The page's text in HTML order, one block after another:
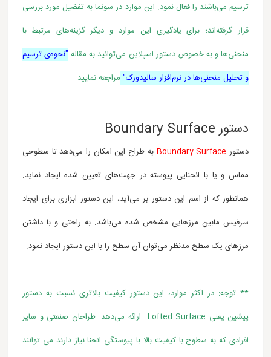
ترسیم می‌باشند را فعال نمود. این موارد در سونما به تفضیل مورد بررسی
قرار گرفته‌اند؛ برای یادگیری این موارد و دیگر گزینه‌های مرتبط با
منحنی‌ها و به خصوص دستور اسپلاین می‌توانید به مقاله "نحوه‌ی ترسیم
و تحلیل منحنی‌ها در نرم‌افزار سالیدورک" مراجعه نمایید.
دستور Boundary Surface
دستور Boundary Surface به طراح این امکان را می‌دهد تا سطوحی
مماس و یا با انحنایی پیوسته در جهت‌های تعیین شده ایجاد نماید.
همانطور که از اسم این دستور بر می‌آید، این دستور ابزاری برای ایجاد
سرفیس مابین مرزهایی مشخص شده می‌باشد. به راحتی و با داشتن
مرز‌های یک سطح مدنظر می‌توان آن سطح را با این دستور ایجاد نمود.
** توجه: در اکثر موارد، این دستور کیفیت بالاتری نسبت به دستور
پیشین یعنی Lofted Surface ارائه می‌دهد. طراحان صنعتی و سایر
افرادی که به سطوح با کیفیت بالا با پیوستگی انحنا نیاز دارند می توانند